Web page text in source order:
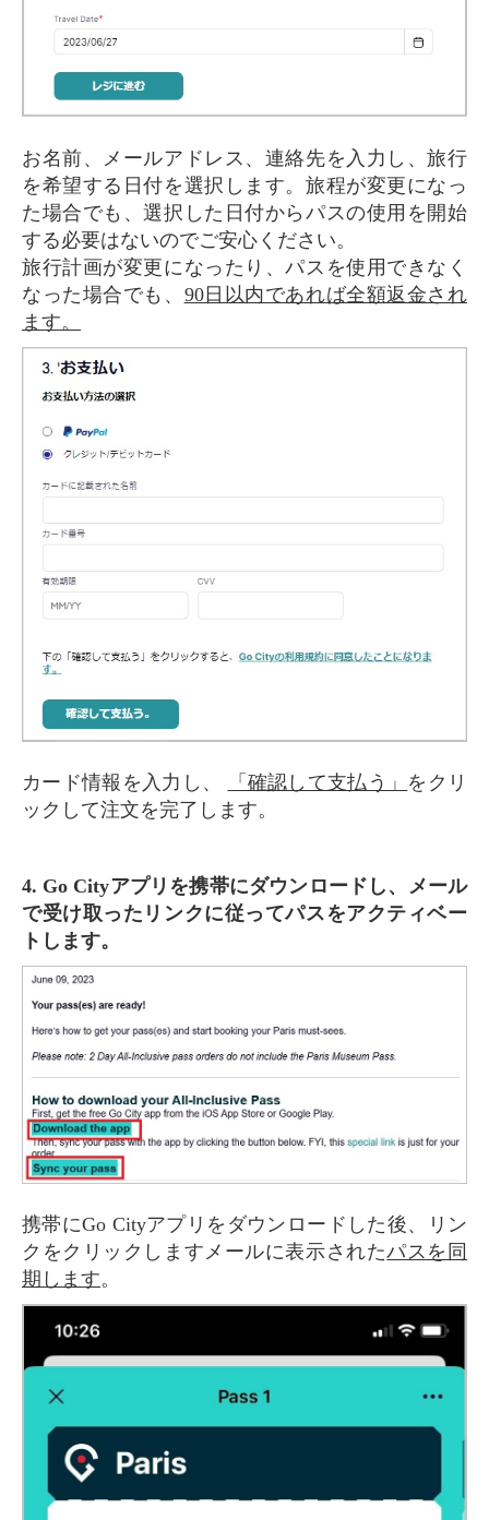
お名前、メールアドレス、連絡先を入力し、旅行
を希望する日付を選択します。旅程が変更になっ
た場合でも、選択した日付からパスの使用を開始
する必要はないのでご安心ください。
旅行計画が変更になったり、パスを使用できなく
なった場合でも、 90日以内であれば全額返金され
ます。
カード情報を入力し、 「確認して支払う」 をクリ
ックして注文を完了します。
4. Go Cityアプリを携帯にダウンロードし、メール
で受け取ったリンクに従ってパスをアクティベー
トします。
携帯にGo Cityアプリをダウンロードした後、リン
クをクリックしますメールに表示されたパスを同
期します。